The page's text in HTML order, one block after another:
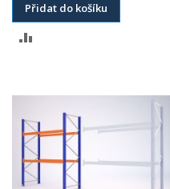
Přidat do košíku
POROVNÁNÍ